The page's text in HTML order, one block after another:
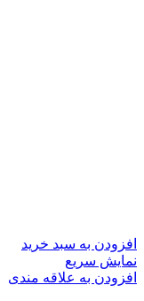
افزودن به سبد خرید
نمایش سریع
افزودن به علاقه مندی